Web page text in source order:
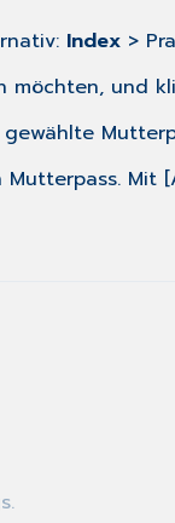
Index >
möchten, und
Mit